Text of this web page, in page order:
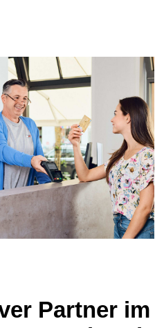
Partner im